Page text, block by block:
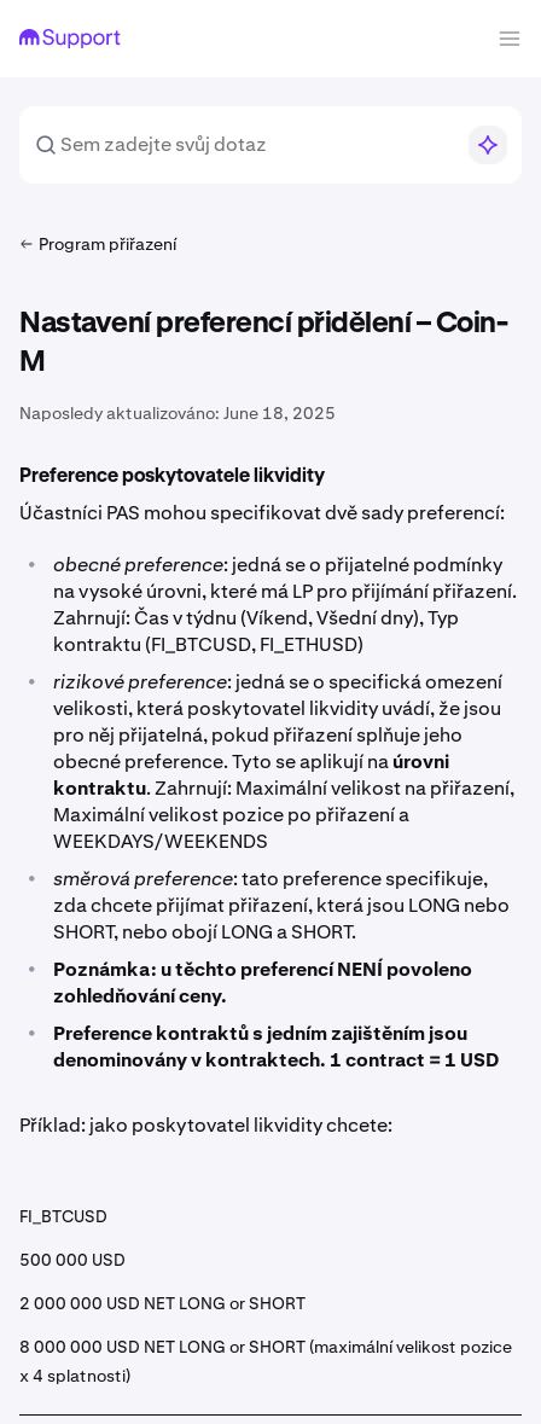
Program přiřazení
Nastavení preferencí přidělení – Coin-
M
Naposledy aktualizováno: June 18, 2025
Preference poskytovatele likvidity
Účastníci PAS mohou specifikovat dvě sady preferencí:
• obecné preference: jedná se o přijatelné podmínky
na vysoké úrovni, které má LP pro přijímání přiřazení.
Zahrnují: Čas v týdnu (Víkend, Všední dny), Typ
kontraktu (FI_BTCUSD, FI_ETHUSD)
• rizikové preference: jedná se o specifická omezení
velikosti, která poskytovatel likvidity uvádí, že jsou
pro něj přijatelná, pokud přiřazení splňuje jeho
obecné preference. Tyto se aplikují naúrovni
kontraktu. Zahrnují: Maximální velikost na přiřazení,
Maximální velikost pozice po přiřazení a
WEEKDAYS/WEEKENDS
• směrová preference: tato preference specifikuje,
zda chcete přijímat přiřazení, která jsou LONG nebo
SHORT, nebo obojí LONG a SHORT.
•
Poznámka: u těchto preferencí NENÍ povoleno
zohledňování ceny.
•
Preference kontraktů s jedním zajištěním jsou
denominovány v kontraktech. 1 contract = 1 USD
Příklad: jako poskytovatel likvidity chcete:
FI_BTCUSD
500 000 USD
2 000 000 USD NET LONG or SHORT
8 000 000 USD NET LONG or SHORT (maximální velikost pozice
x 4 splatnosti)